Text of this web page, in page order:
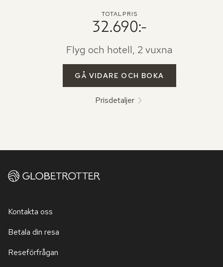
TOTALPRIS
32.690:-
Flyg och hotell, 2 vuxna
GÅ VIDARE OCH BOKA
Prisdetaljer
Kontakta oss
Betala din resa
Reseförfrågan